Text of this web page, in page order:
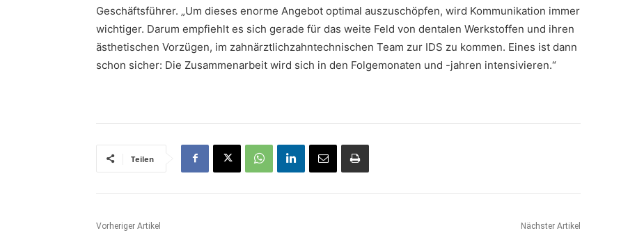
Geschäftsführer. „Um dieses enorme Angebot optimal auszuschöpfen, wird Kommunikation immer
wichtiger. Darum empfiehlt es sich gerade für das weite Feld von dentalen Werkstoffen und ihren
ästhetischen Vorzügen, im zahnärztlichzahntechnischen Team zur IDS zu kommen. Eines ist dann
schon sicher: Die Zusammenarbeit wird sich in den Folgemonaten und -jahren intensivieren.“
Teilen
Vorheriger Artikel Nächster Artikel